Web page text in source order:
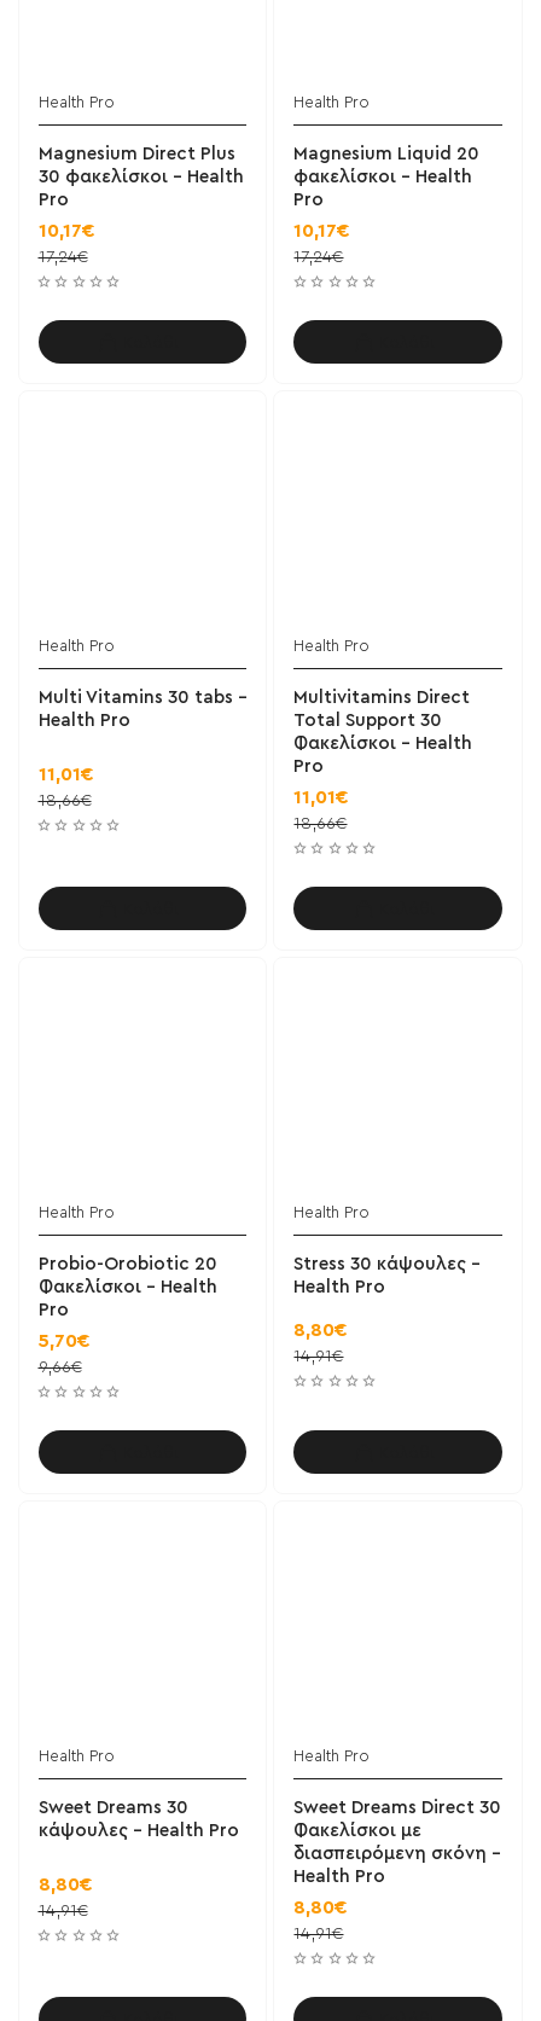
Health Pro
Magnesium Direct Plus
30 φακελίσκοι - Health
Pro
10,17€
17,24€
Health Pro
Magnesium Liquid 20
φακελίσκοι - Health
Pro
10,17€
17,24€
Health Pro
Multi Vitamins 30 tabs -
Health Pro
11,01€
18,66€
Health Pro
Multivitamins Direct
Total Support 30
Φακελίσκοι - Health
Pro
11,01€
18,66€
Health Pro
Probio-Orobiotic 20
Φακελίσκοι - Health
Pro
5,70€
9,66€
Health Pro
Stress 30 κάψουλες -
Health Pro
8,80€
14,91€
Health Pro
Sweet Dreams 30
κάψουλες - Health Pro
8,80€
14,91€
Health Pro
Sweet Dreams Direct 30
Φακελίσκοι με
διασπειρόμενη σκόνη -
Health Pro
8,80€
14,91€